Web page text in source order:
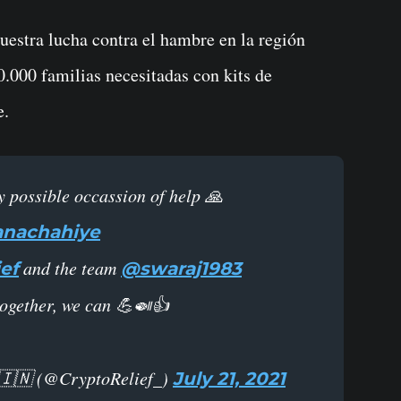
lucha contra el hambre en la región
familias necesitadas con kits de
possible occassion of help 🙏
and the team @swaraj1983
we can 💪🍛👍
(@CryptoRelief_) July 21, 2021